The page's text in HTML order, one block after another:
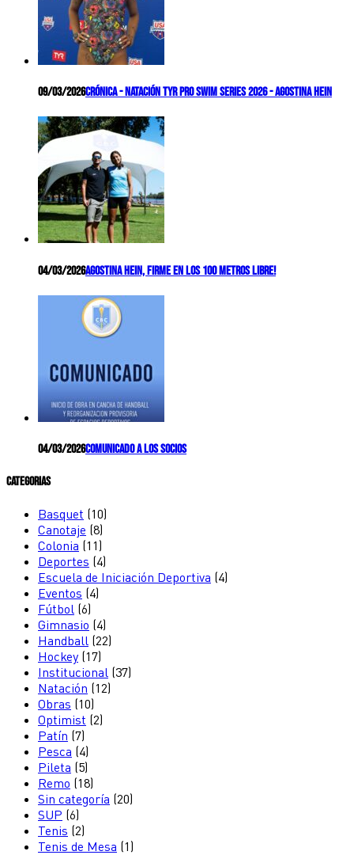
09/03/2026Crónica - Natación TYR Pro Swim Series 2026 - Agostina Hein
04/03/2026Agostina Hein, firme en los 100 metros libre!
04/03/2026Comunicado a los socios
Categorias
Basquet (10)
Canotaje (8)
Colonia (11)
Deportes (4)
Escuela de Iniciación Deportiva (4)
Eventos (4)
Fútbol (6)
Gimnasio (4)
Handball (22)
Hockey (17)
Institucional (37)
Natación (12)
Obras (10)
Optimist (2)
Patín (7)
Pesca (4)
Pileta (5)
Remo (18)
Sin categoría (20)
SUP (6)
Tenis (2)
Tenis de Mesa (1)